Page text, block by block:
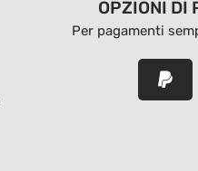
OPZIONI DI
Per pagamenti